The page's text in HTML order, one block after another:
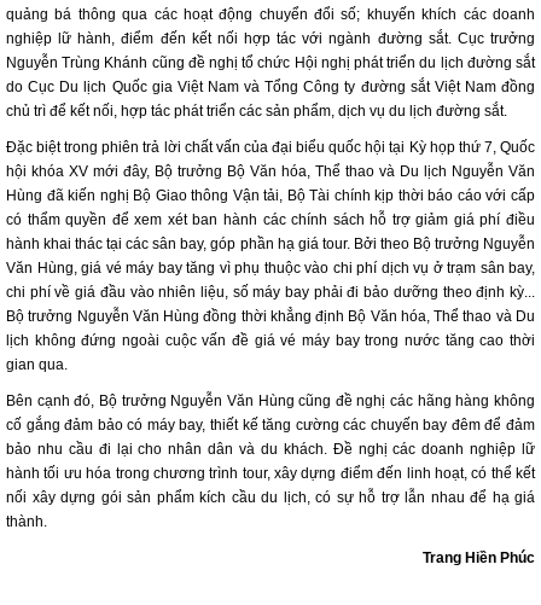
quảng bá thông qua các hoạt động chuyển đổi số; khuyến khích các doanh
nghiệp lữ hành, điểm đến kết nối hợp tác với ngành đường sắt. Cục trưởng
Nguyễn Trùng Khánh cũng đề nghị tổ chức Hội nghị phát triển du lịch đường sắt
do Cục Du lịch Quốc gia Việt Nam và Tổng Công ty đường sắt Việt Nam đồng
chủ trì để kết nối, hợp tác phát triển các sản phẩm, dịch vụ du lịch đường sắt.
Đặc biệt trong phiên trả lời chất vấn của đại biểu quốc hội tại Kỳ họp thứ 7, Quốc
hội khóa XV mới đây, Bộ trưởng Bộ Văn hóa, Thể thao và Du lịch Nguyễn Văn
Hùng đã kiến nghị Bộ Giao thông Vận tải, Bộ Tài chính kịp thời báo cáo với cấp
có thẩm quyền để xem xét ban hành các chính sách hỗ trợ giảm giá phí điều
hành khai thác tại các sân bay, góp phần hạ giá tour. Bởi theo Bộ trưởng Nguyễn
Văn Hùng, giá vé máy bay tăng vì phụ thuộc vào chi phí dịch vụ ở trạm sân bay,
chi phí về giá đầu vào nhiên liệu, số máy bay phải đi bảo dưỡng theo định kỳ...
Bộ trưởng Nguyễn Văn Hùng đồng thời khẳng định Bộ Văn hóa, Thể thao và Du
lịch không đứng ngoài cuộc vấn đề giá vé máy bay trong nước tăng cao thời
gian qua.
Bên cạnh đó, Bộ trưởng Nguyễn Văn Hùng cũng đề nghị các hãng hàng không
cố gắng đảm bảo có máy bay, thiết kế tăng cường các chuyến bay đêm để đảm
bảo nhu cầu đi lại cho nhân dân và du khách. Đề nghị các doanh nghiệp lữ
hành tối ưu hóa trong chương trình tour, xây dựng điểm đến linh hoạt, có thể kết
nối xây dựng gói sản phẩm kích cầu du lịch, có sự hỗ trợ lẫn nhau để hạ giá
thành.
Trang Hiền Phúc